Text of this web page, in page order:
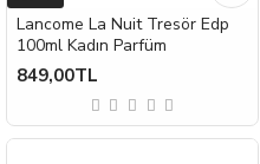
Lancome La Nuit Tresör Edp
100ml Kadın Parfüm
849,00TL